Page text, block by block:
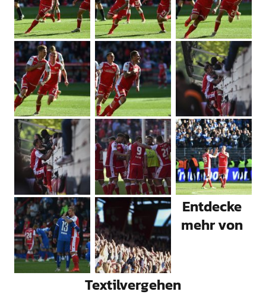
Entdecke
mehr von
Textilvergehen